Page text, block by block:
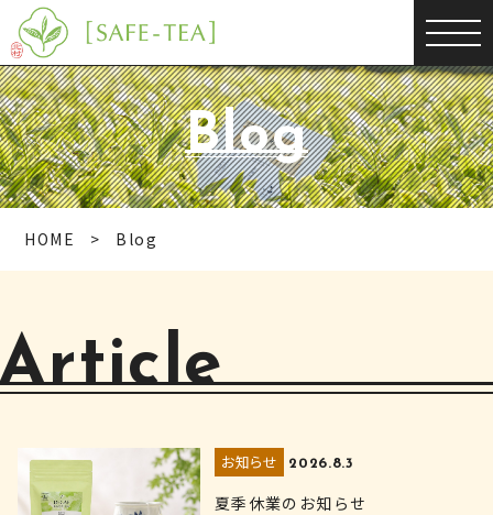
Blog
HOME Blog
お知らせ 2026.8.3
夏季休業のお知らせ